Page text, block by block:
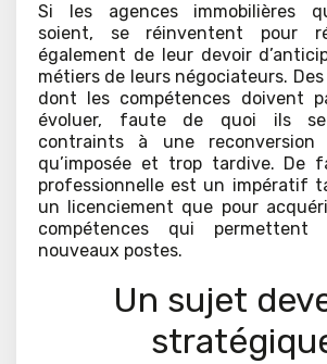
Si les agences immobilières
soient, se réinventent pour
également de leur devoir
métiers de leurs négociateurs.
dont les compétences doivent
évoluer, faute de quoi ils se
contraints à une reconversion
qu’imposée et trop tardive. De
professionnelle est un impératif
un licenciement que pour
compétences qui permettent
nouveaux postes.
Un sujet